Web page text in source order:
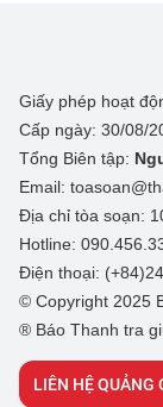
Giấy phép hoạt
Cấp ngày: 30/08/
Tổng Biên tập:
Email:
Địa chỉ tòa soạn:
Hotline:
Điện thoại:
© Copyright 2025
® Báo Thanh tra
LIÊN HỆ QUẢNG